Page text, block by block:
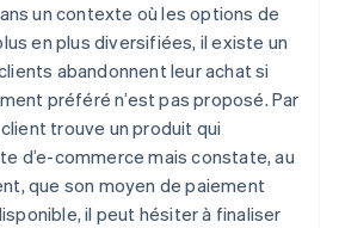
un contexte où les options de
en plus diversifiées, il existe un
abandonnent leur achat si
préféré n’est pas proposé. Par
trouve un produit qui
d’e-commerce mais constate, au
que son moyen de paiement
il peut hésiter à finaliser